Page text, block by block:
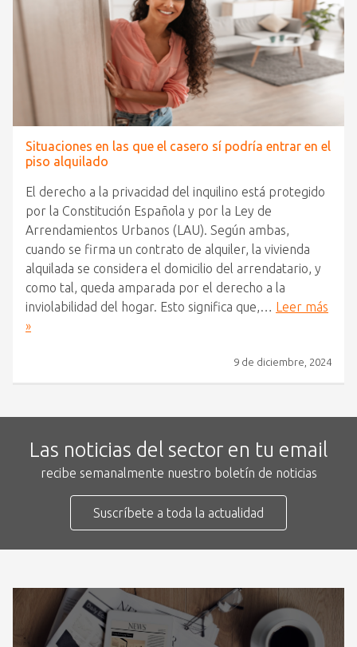
Situaciones en las que el casero sí podría entrar en el
piso alquilado
El derecho a la privacidad del inquilino está protegido
por la Constitución Española y por la Ley de
Arrendamientos Urbanos (LAU). Según ambas,
cuando se firma un contrato de alquiler, la vivienda
alquilada se considera el domicilio del arrendatario, y
como tal, queda amparada por el derecho a la
inviolabilidad del hogar. Esto significa que,… Leer más
»
9 de diciembre, 2024
Las noticias del sector en tu email
recibe semanalmente nuestro boletín de noticias
Suscríbete a toda la actualidad